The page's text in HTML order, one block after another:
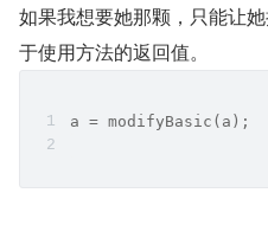
如果我想要她那颗，只能让
于使用方法的返回值。
a = modifyBasic(a);